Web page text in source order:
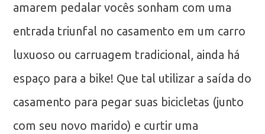
amarem pedalar vocês sonham com uma
entrada triunfal no casamento em um carro
luxuoso ou carruagem tradicional, ainda há
espaço para a bike! Que tal utilizar a saída do
casamento para pegar suas bicicletas (junto
com seu novo marido) e curtir uma